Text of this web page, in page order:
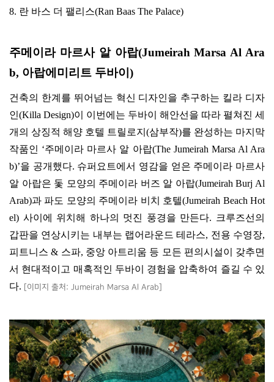
8. 란 바스 더 팰리스(Ran Baas The Palace)
주메이라 마르사 알 아랍(Jumeirah Marsa Al Ara
b, 아랍에미리트 두바이 )
건축의 한계를 뛰어넘는 혁신 디자인을 추구하는 킬라 디자
인(Killa Design)이 이번에는 두바이 해안선을 따라 펼쳐진 세
개의 상징적 해양 호텔 트릴로지 (삼부작)를 완성하는 마지막
작품인 ‘주메이라 마르사 알 아랍(The Jumeirah Marsa Al Ara
b)’을 공개했다. 슈퍼요트에서 영감을 얻은 주메이라 마르사
알 아랍은 돛 모양의 주메이라 버즈 알 아랍(Jumeirah Burj Al
Arab)과 파도 모양의 주메이라 비치 호텔(Jumeirah Beach Hot
el) 사이에 위치해 하나의 멋진 풍경을 만든다. 크루즈선의
갑판을 연상시키는 내부는 랩어라운드 테라스, 전용 수영장,
피트니스 & 스파, 중앙 아트리움 등 모든 편의시설이 갖추면
서 현대적이고 매혹적인 두바이 경험을 압축하여 즐길 수 있
다. [이미지 출처 : Jumeirah Marsa Al Arab]